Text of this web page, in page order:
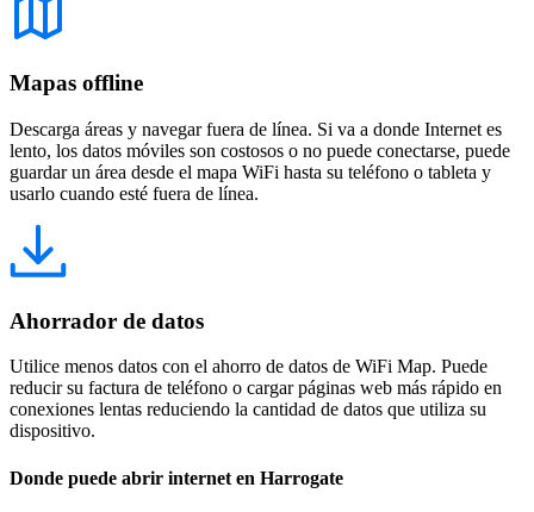
Mapas offline
Descarga áreas y navegar fuera de línea. Si va a donde Internet es
lento, los datos móviles son costosos o no puede conectarse, puede
guardar un área desde el mapa WiFi hasta su teléfono o tableta y
usarlo cuando esté fuera de línea.
Ahorrador de datos
Utilice menos datos con el ahorro de datos de WiFi Map. Puede
reducir su factura de teléfono o cargar páginas web más rápido en
conexiones lentas reduciendo la cantidad de datos que utiliza su
dispositivo.
Donde puede abrir internet en Harrogate